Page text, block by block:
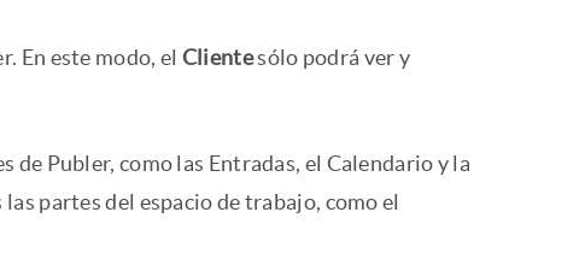
En este modo, el Clientesólo podrá ver y
de Publer, como las Entradas, el Calendario y la
partes del espacio de trabajo, como el